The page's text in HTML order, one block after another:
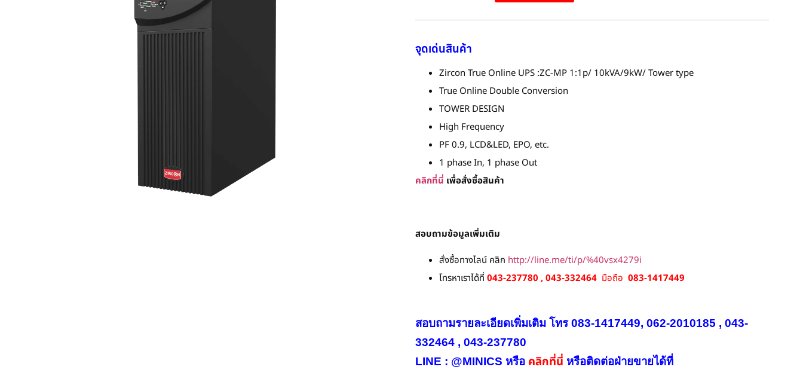
จุดเด่นสินค้า
Zircon True Online UPS :ZC-MP 1:1p/ 10kVA/9kW/ Tower type
True Online Double Conversion
TOWER DESIGN
High Frequency
PF 0.9, LCD&LED, EPO, etc.
1 phase In, 1 phase Out
คลิกที่นี่ เพื่อสั่งซื้อสินค้า
สอบถามข้อมูลเพิ่มเติม
สั่งซื้อทางไลน์ คลิก http://line.me/ti/p/%40vsx4279i
โทรหาเราได้ที่ 043-237780 , 043-332464มือถือ 083-1417449
สอบถามรายละเอียดเพิ่มเติม โทร 083-1417449, 062-2010185 , 043-
332464 , 043-237780
LINE : @MINICS หรือ คลิกที่นี่ หรือติดต่อฝ่ายขายได้ที่